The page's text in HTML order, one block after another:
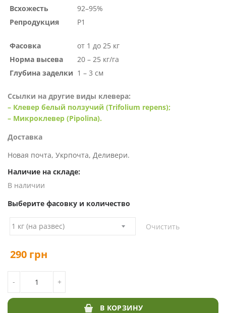
Всхожесть
92–95%
Репродукция
Р1
Фасовка
от 1 до 25 кг
Норма высева
20 – 25 кг/га
Глубина заделки 1 – 3 см
Ссылки на другие виды клевера:
– Клевер белый ползучий (Trifolium repens);
– Микроклевер (Pipolina).
Доставка
Новая почта, Укрпочта, Деливери.
Наличие на складе:
В наличии
Выберите фасовку и количество
Очистить
290 грн
- +
В КОРЗИНУ